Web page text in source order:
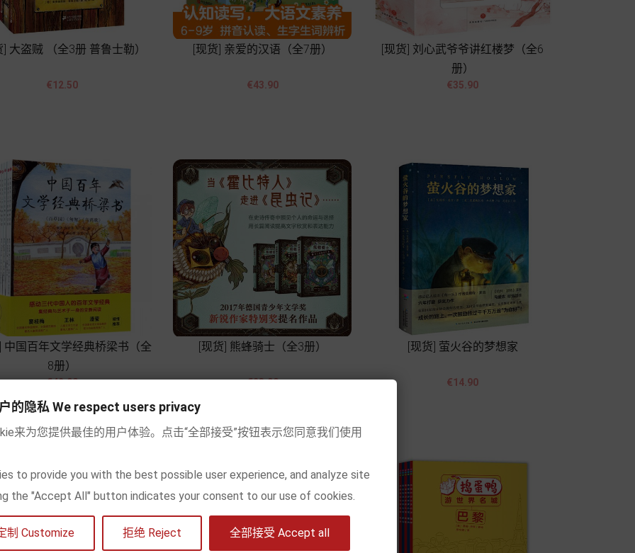
] 大盗贼 （全3册 普鲁士勒）
價
€12.50

[现货] 亲爱的汉语（全7册）
價
€43.90

[现货] 刘心武爷爷讲红楼梦（全6
册）
價
€35.90

中国百年文学经典桥梁书（全
8册）
價
格
€42.90

Add to cart
[现货] 熊蜂骑士（全3册）
價€23.90

[现货] 萤火谷的梦想家
價
€14.90

的隐私 We respect users privacy
来为您提供最佳的用户体验。点击“全部接受”按钮表示您同意我们使用
to provide you with the best possible user experience, and analyze site
the "Accept All" button indicates your consent to our use of cookies.
制 Customize 拒绝 Reject 全部接受 Accept all